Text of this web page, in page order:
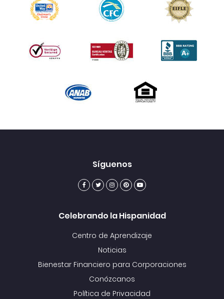
Síguenos
Celebrando la Hispanidad
Centro de Aprendizaje
Noticias
Bienestar Financiero para Corporaciones
Conózcanos
Política de Privacidad